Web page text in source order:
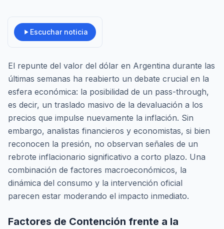
Escuchar noticia
El repunte del valor del dólar en Argentina durante las
últimas semanas ha reabierto un debate crucial en la
esfera económica: la posibilidad de un pass-through,
es decir, un traslado masivo de la devaluación a los
precios que impulse nuevamente la inflación. Sin
embargo, analistas financieros y economistas, si bien
reconocen la presión, no observan señales de un
rebrote inflacionario significativo a corto plazo. Una
combinación de factores macroeconómicos, la
dinámica del consumo y la intervención oficial
parecen estar moderando el impacto inmediato.
Factores de Contención frente a la